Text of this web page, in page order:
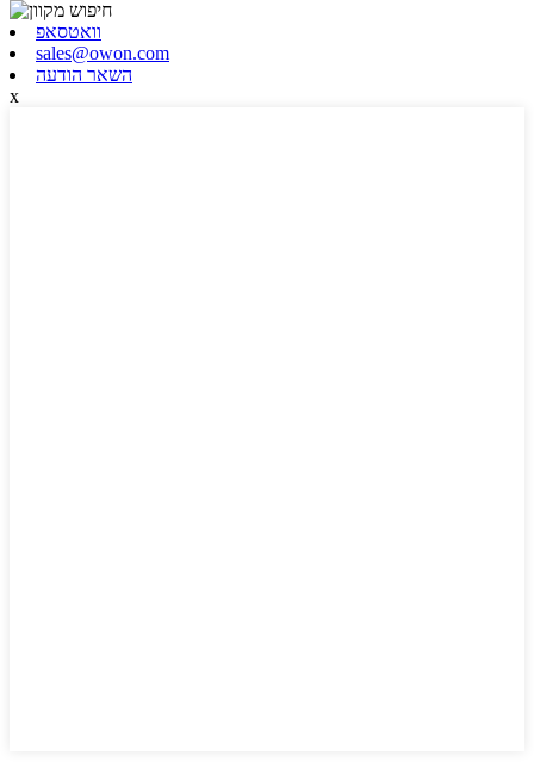
וואטסאפ
sales@owon.com
השאר הודעה
x